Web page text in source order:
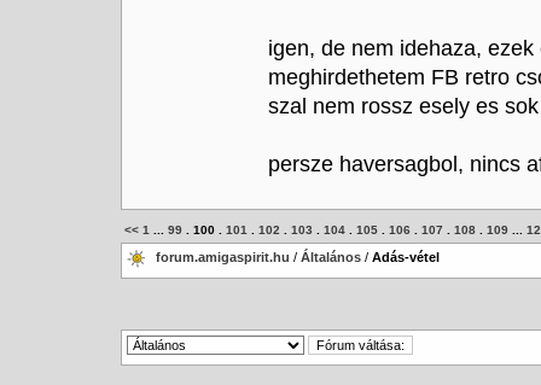
igen, de nem idehaza,
meghirdethetem FB retro
szal nem rossz esely es
persze haversagbol, nincs
<< 1 99 100 101 102 103 104 105 106 107 108 109
forum.amigaspirit.hu / Általános / Adás-vétel